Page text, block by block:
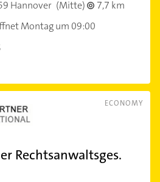
Hannover (Mitte)
7,7 km
Montag um 09:00
ECONOMY
Rechtsanwaltsges.